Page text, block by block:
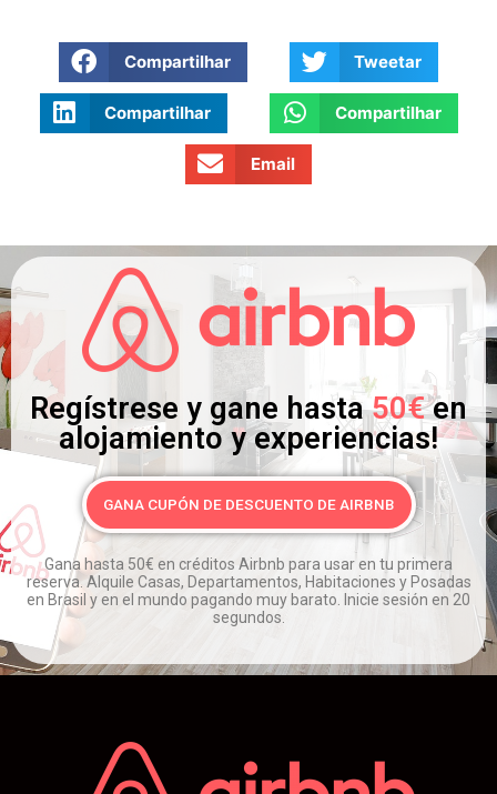
Compartilhar Tweetar
Compartilhar Compartilhar
Email
Regístrese y gane hasta50€en
alojamiento y experiencias!
GANA CUPÓN DE DESCUENTO DE AIRBNB
Gana hasta 50€ en créditos Airbnb para usar en tu primera
reserva. Alquile Casas, Departamentos, Habitaciones y Posadas
en Brasil y en el mundo pagando muy barato.
Inicie sesión en 20
segundos.